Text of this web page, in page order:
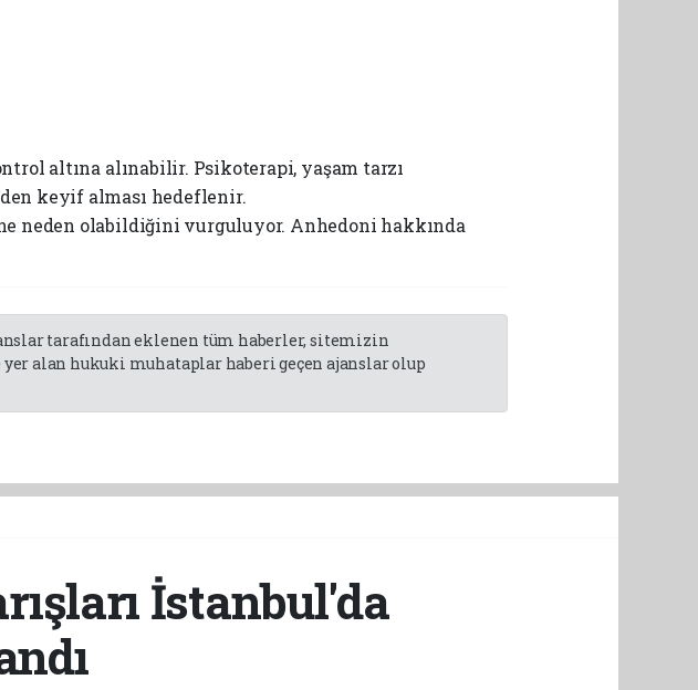
altına alınabilir. Psikoterapi, yaşam tarzı
keyif alması hedeflenir.
neden olabildiğini vurguluyor. Anhedoni hakkında
tarafından eklenen tüm haberler, sitemizin
alan hukuki muhataplar haberi geçen ajanslar olup
İstanbul'da